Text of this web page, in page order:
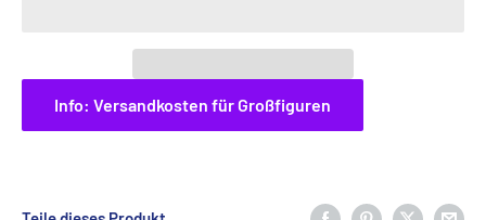
Info: Versandkosten für Großfiguren